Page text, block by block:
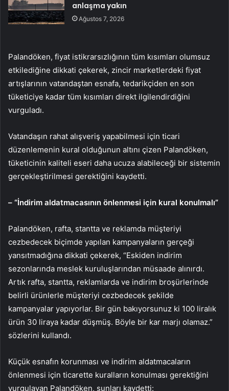
anlaşma yakın
Ağustos 7, 2026
Palandöken, fiyat istikrarsızlığının tüm kısımları olumsuz
etkilediğine dikkati çekerek, zincir marketlerdeki fiyat
artışlarının vatandaştan esnafa, tedarikçiden en son
tüketiciye kadar tüm kısımları direkt ilgilendirdiğini
vurguladı.
Vatandaşın rahat alışveriş yapabilmesi için ticari
düzenlemenin kural olduğunun altını çizen Palandöken,
tüketicinin kaliteli eseri daha ucuza alabileceği bir sistemin
gerçekleştirilmesi gerektiğini kaydetti.
– “İndirim aldatmacasının önlenmesi için kural konulmalı”
Palandöken, rafta, stantta ve reklamda müşteriyi
cezbedecek biçimde yapılan kampanyaların gerçeği
yansıtmadığına dikkati çekerek, “Eskiden indirim
sezonlarında meslek kuruluşlarından müsaade alınırdı.
Artık rafta, stantta, reklamlarda ve indirim broşürlerinde
belirli ürünlerle müşteriyi cezbedecek şekilde
kampanyalar yapıyorlar. Bir gün bakıyorsunuz ki 100 liralık
ürün 30 liraya kadar düşmüş. Böyle bir kar marjı olamaz.”
sözlerini kullandı.
Küçük esnafın korunması ve indirim aldatmacaların
önlenmesi için ticarette kuralların konulması gerektiğini
vurgulayan Palandöken, şunları kaydetti: